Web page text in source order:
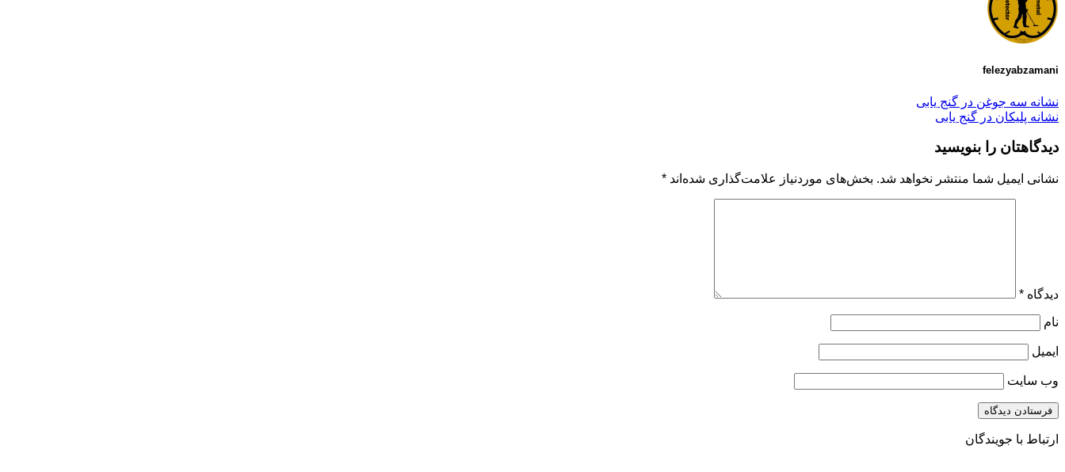
felezyabzamani
نشانه سه جوغن در گنج یابی
نشانه پلیکان در گنج یابی
دیدگاهتان را بنویسید
نشانی ایمیل شما منتشر نخواهد شد. بخش‌های موردنیاز علامت‌گذاری شده‌اند *
دیدگاه *
نام
ایمیل
وب‌ سایت
ارتباط با جویندگان